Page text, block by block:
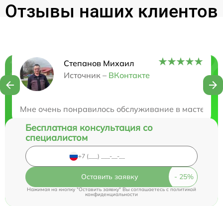
Отзывы наших клиентов
Степанов Михаил
Источник – ВКонтакте
Мне очень понравилось обслуживание в
Нужна консультация?
Бесплатная консультация со
специалистом
Оставить заявку
Нажимая на кнопку "Оставить заявку" Вы соглашаетесь cполитикой
конфиденциальности